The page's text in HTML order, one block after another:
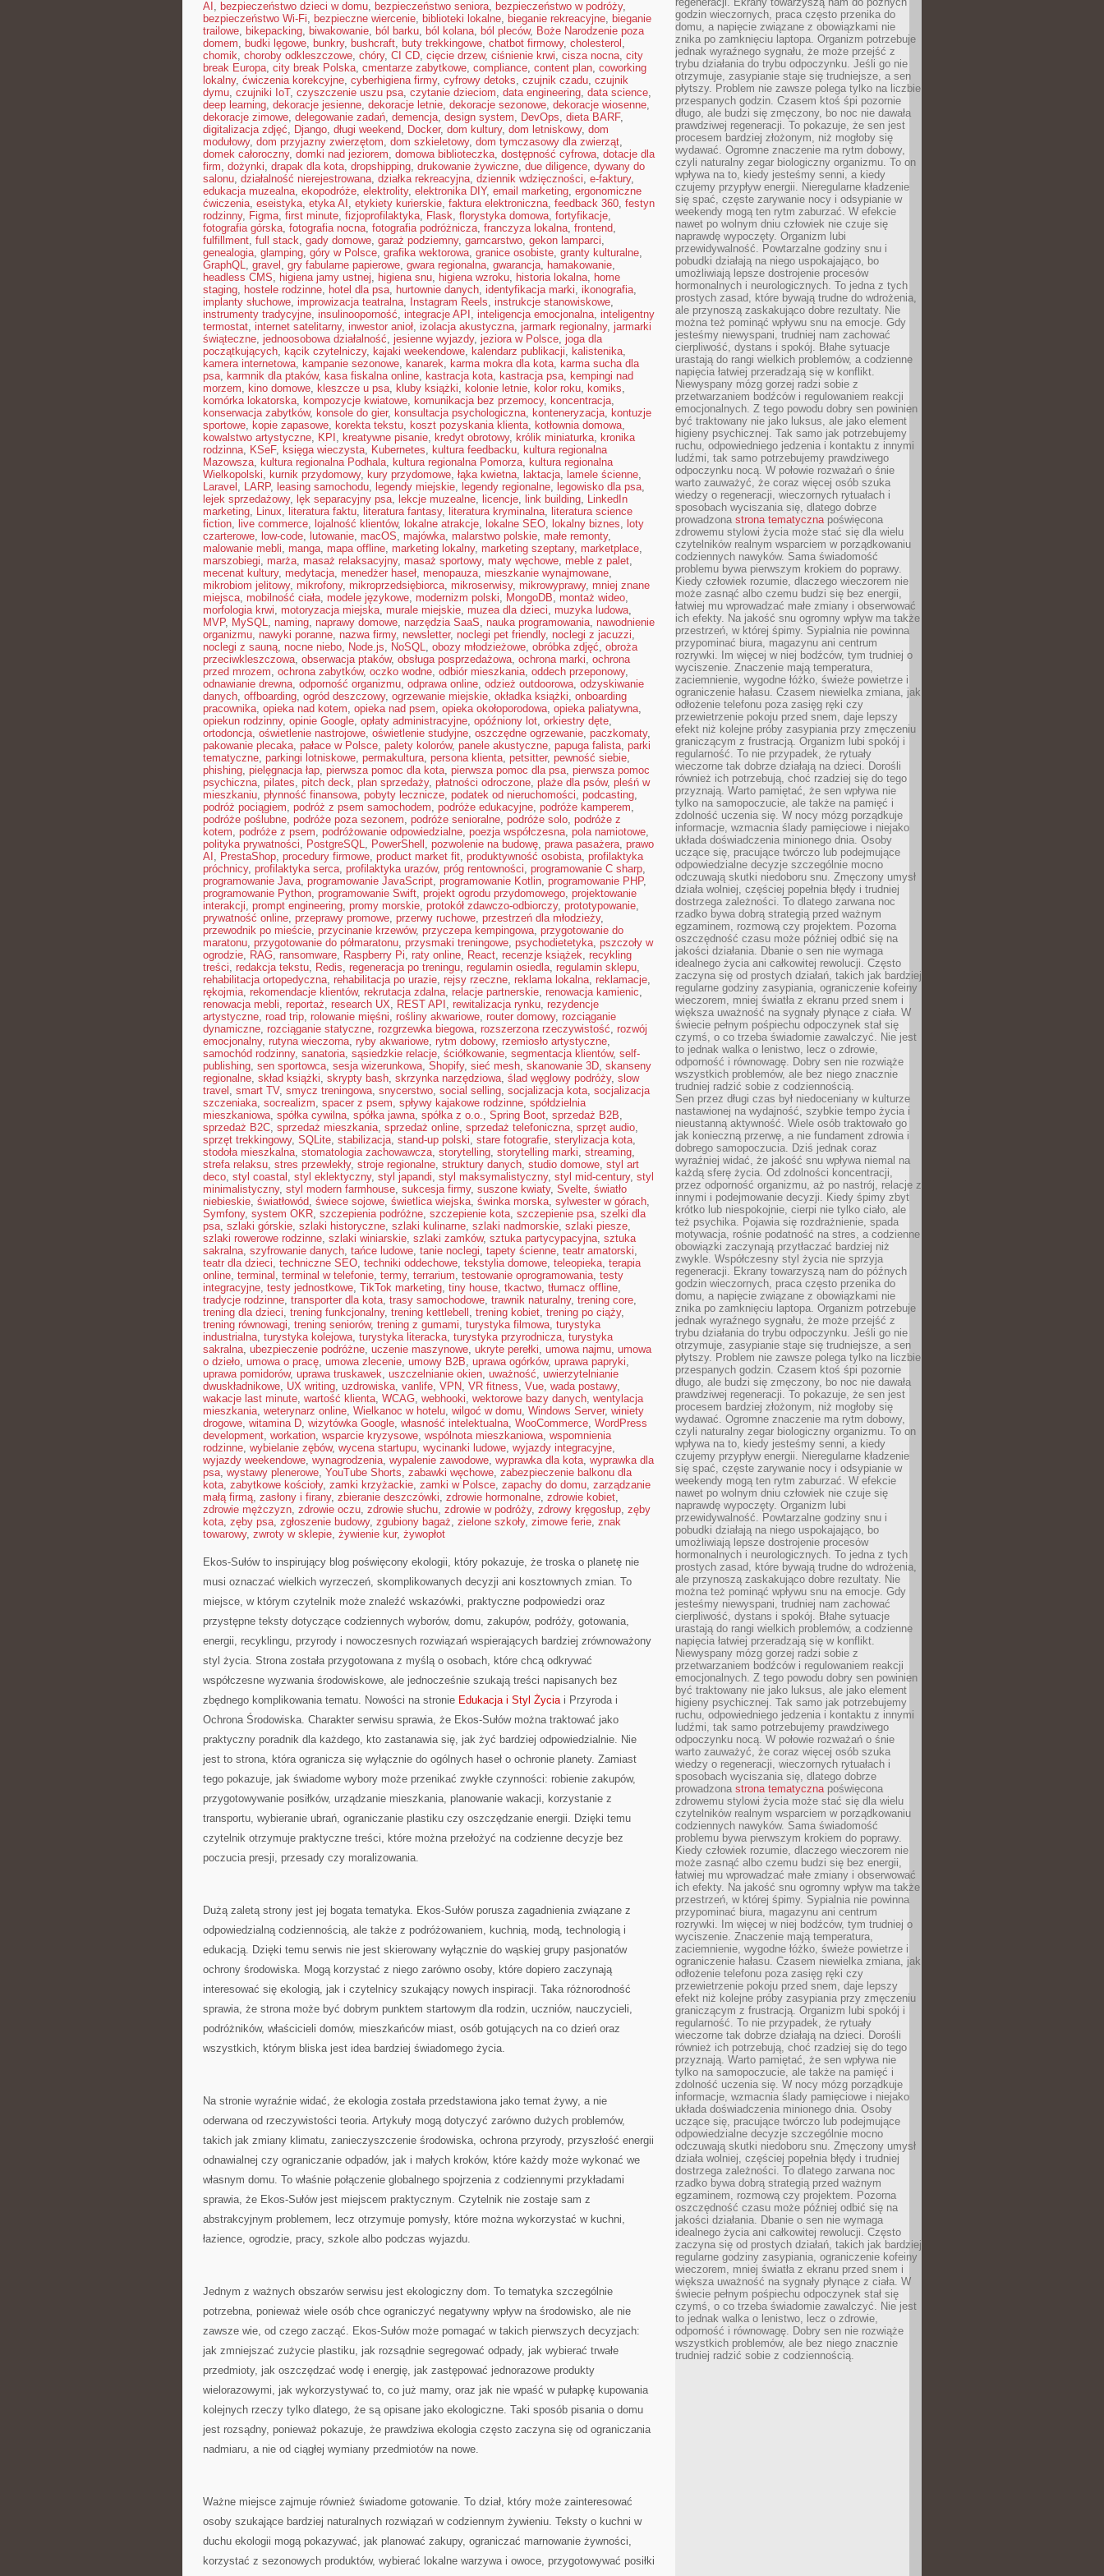
AI , bezpieczeństwo dzieci w domu, bezpieczeństwo seniora, bezpieczeństwo w podróży,
bezpieczeństwo Wi-Fi, bezpieczne wiercenie, biblioteki lokalne, bieganie rekreacyjne, bieganie
trailowe, bikepacking, biwakowanie, ból barku, ból kolana, ból pleców, Boże Narodzenie poza
domem, budki lęgowe, bunkry, bushcraft, buty trekkingowe, chatbot firmowy, cholesterol ,
chomik, choroby odkleszczowe, chóry, CI CD, cięcie drzew, ciśnienie krwi, cisza nocna, city
break Europa, city break Polska, cmentarze zabytkowe, compliance, content plan, coworking
lokalny, ćwiczenia korekcyjne, cyberhigiena firmy, cyfrowy detoks, czujnik czadu, czujnik
dymu, czujniki IoT, czyszczenie uszu psa, czytanie dzieciom, data engineering, data science,
deep learning, dekoracje jesienne, dekoracje letnie, dekoracje sezonowe, dekoracje wiosenne,
dekoracje zimowe, delegowanie zadań, demencja, design system, DevOps, dieta BARF,
digitalizacja zdjęć, Django, długi weekend, Docker, dom kultury, dom letniskowy, dom
modułowy, dom przyjazny zwierzętom, dom szkieletowy, dom tymczasowy dla zwierząt,
domek całoroczny, domki nad jeziorem, domowa biblioteczka, dostępność cyfrowa, dotacje dla
firm, dożynki, drapak dla kota, dropshipping, drukowanie żywiczne, due diligence, dywany do
salonu, działalność nierejestrowana, działka rekreacyjna, dziennik wdzięczności, e-faktury,
edukacja muzealna, ekopodróże, elektrolity, elektronika DIY, email marketing, ergonomiczne
ćwiczenia, eseistyka, etyka AI , etykiety kurierskie, faktura elektroniczna, feedback 360, festyn
rodzinny, Figma, first minute, fizjoprofilaktyka, Flask, florystyka domowa, fortyfikacje,
fotografia górska, fotografia nocna, fotografia podróżnicza, franczyza lokalna, frontend,
fulfillment, full stack, gady domowe, garaż podziemny, garncarstwo, gekon lamparci,
genealogia, glamping, góry w Polsce, grafika wektorowa, granice osobiste, granty kulturalne,
GraphQL, gravel , gry fabularne papierowe, gwara regionalna, gwarancja, hamakowanie,
headless CMS, higiena jamy ustnej, higiena snu, higiena wzroku, historia lokalna, home
staging, hostele rodzinne, hotel dla psa, hurtownie danych, identyfikacja marki, ikonografia,
implanty słuchowe, improwizacja teatralna, Instagram Reels, instrukcje stanowiskowe,
instrumenty tradycyjne, insulinooporność, integracje API , inteligencja emocjonalna, inteligentny
termostat, internet satelitarny, inwestor anioł, izolacja akustyczna, jarmark regionalny, jarmarki
świąteczne, jednoosobowa działalność, jesienne wyjazdy, jeziora w Polsce, joga dla
początkujących, kącik czytelniczy, kajaki weekendowe, kalendarz publikacji, kalistenika,
kamera internetowa, kampanie sezonowe, kanarek, karma mokra dla kota, karma sucha dla
psa, karmnik dla ptaków, kasa fiskalna online, kastracja kota, kastracja psa, kempingi nad
morzem, kino domowe, kleszcze u psa, kluby książki, kolonie letnie, kolor roku, komiks,
komórka lokatorska, kompozycje kwiatowe, komunikacja bez przemocy, koncentracja,
konserwacja zabytków, konsole do gier, konsultacja psychologiczna, konteneryzacja, kontuzje
sportowe, kopie zapasowe, korekta tekstu, koszt pozyskania klienta, kotłownia domowa,
kowalstwo artystyczne, KPI , kreatywne pisanie, kredyt obrotowy, królik miniaturka, kronika
rodzinna, KSeF, księga wieczysta, Kubernetes, kultura feedbacku, kultura regionalna
Mazowsza, kultura regionalna Podhala, kultura regionalna Pomorza, kultura regionalna
Wielkopolski, kurnik przydomowy, kury przydomowe, łąka kwietna, laktacja, lamele ścienne,
Laravel , LARP, leasing samochodu, legendy miejskie, legendy regionalne, legowisko dla psa,
lejek sprzedażowy, lęk separacyjny psa, lekcje muzealne, licencje, link building, LinkedIn
marketing, Linux, literatura faktu, literatura fantasy, literatura kryminalna, literatura science
fiction, live commerce, lojalność klientów, lokalne atrakcje, lokalne SEO, lokalny biznes, loty
czarterowe, low-code, lutowanie, macOS, majówka, malarstwo polskie, małe remonty,
malowanie mebli, manga, mapa offline, marketing lokalny, marketing szeptany, marketplace,
marszobiegi, marża, masaż relaksacyjny, masaż sportowy, maty węchowe, meble z palet,
mecenat kultury, medytacja, menedżer haseł, menopauza, mieszkanie wynajmowane,
mikrobiom jelitowy, mikrofony, mikroprzedsiębiorca, mikroserwisy, mikrowyprawy, mniej znane
miejsca, mobilność ciała, modele językowe, modernizm polski, MongoDB, montaż wideo,
morfologia krwi, motoryzacja miejska, murale miejskie, muzea dla dzieci, muzyka ludowa,
MVP, MySQL, naming, naprawy domowe, narzędzia SaaS, nauka programowania, nawodnienie
organizmu, nawyki poranne, nazwa firmy, newsletter, noclegi pet friendly, noclegi z jacuzzi,
noclegi z sauną, nocne niebo, Node.js, NoSQL, obozy młodzieżowe, obróbka zdjęć, obroża
przeciwkleszczowa, obserwacja ptaków, obsługa posprzedażowa, ochrona marki, ochrona
przed mrozem, ochrona zabytków, oczko wodne, odbiór mieszkania, oddech przeponowy,
odnawianie drewna, odporność organizmu, odprawa online, odzież outdoorowa, odzyskiwanie
danych, offboarding, ogród deszczowy, ogrzewanie miejskie, okładka książki, onboarding
pracownika, opieka nad kotem, opieka nad psem, opieka okołoporodowa, opieka paliatywna,
opiekun rodzinny, opinie Google, opłaty administracyjne, opóźniony lot, orkiestry dęte,
ortodoncja, oświetlenie nastrojowe, oświetlenie studyjne, oszczędne ogrzewanie, paczkomaty,
pakowanie plecaka, pałace w Polsce, palety kolorów, panele akustyczne, papuga falista, parki
tematyczne, parkingi lotniskowe, permakultura, persona klienta, petsitter, pewność siebie,
phishing, pielęgnacja łap, pierwsza pomoc dla kota, pierwsza pomoc dla psa, pierwsza pomoc
psychiczna, pilates, pitch deck, plan sprzedaży, płatności odroczone, plaże dla psów, pleśń w
mieszkaniu, płynność finansowa, pobyty lecznicze, podatek od nieruchomości, podcasting,
podróż pociągiem, podróż z psem samochodem, podróże edukacyjne, podróże kamperem,
podróże poślubne, podróże poza sezonem, podróże senioralne, podróże solo, podróże z
kotem, podróże z psem, podróżowanie odpowiedzialne, poezja współczesna, pola namiotowe,
polityka prywatności, PostgreSQL, PowerShell , pozwolenie na budowę, prawa pasażera, prawo
AI , PrestaShop, procedury firmowe, product market fit, produktywność osobista, profilaktyka
próchnicy, profilaktyka serca, profilaktyka urazów, próg rentowności, programowanie C sharp,
programowanie Java, programowanie JavaScript, programowanie Kotlin, programowanie PHP,
programowanie Python, programowanie Swift, projekt ogrodu przydomowego, projektowanie
interakcji, prompt engineering, promy morskie, protokół zdawczo-odbiorczy, prototypowanie,
prywatność online, przeprawy promowe, przerwy ruchowe, przestrzeń dla młodzieży,
przewodnik po mieście, przycinanie krzewów, przyczepa kempingowa, przygotowanie do
maratonu, przygotowanie do półmaratonu, przysmaki treningowe, psychodietetyka, pszczoły w
ogrodzie, RAG, ransomware, Raspberry Pi, raty online, React, recenzje książek, recykling
treści, redakcja tekstu, Redis, regeneracja po treningu, regulamin osiedla, regulamin sklepu,
rehabilitacja ortopedyczna, rehabilitacja po urazie, rejsy rzeczne, reklama lokalna, reklamacje,
rękojmia, rekomendacje klientów, rekrutacja zdalna, relacje partnerskie, renowacja kamienic,
renowacja mebli, reportaż, research UX, REST API , rewitalizacja rynku, rezydencje
artystyczne, road trip, rolowanie mięśni, rośliny akwariowe, router domowy, rozciąganie
dynamiczne, rozciąganie statyczne, rozgrzewka biegowa, rozszerzona rzeczywistość, rozwój
emocjonalny, rutyna wieczorna, ryby akwariowe, rytm dobowy, rzemiosło artystyczne,
samochód rodzinny, sanatoria, sąsiedzkie relacje, ściółkowanie, segmentacja klientów, self-
publishing, sen sportowca, sesja wizerunkowa, Shopify, sieć mesh, skanowanie 3D, skanseny
regionalne, skład książki, skrypty bash, skrzynka narzędziowa, ślad węglowy podróży, slow
travel , smart TV, smycz treningowa, snycerstwo, social selling, socjalizacja kota, socjalizacja
szczeniaka, socrealizm, spacer z psem, spływy kajakowe rodzinne, spółdzielnia
mieszkaniowa, spółka cywilna, spółka jawna, spółka z o.o., Spring Boot, sprzedaż B2B,
sprzedaż B2C, sprzedaż mieszkania, sprzedaż online, sprzedaż telefoniczna, sprzęt audio,
sprzęt trekkingowy, SQLite, stabilizacja, stand-up polski, stare fotografie, sterylizacja kota,
stodoła mieszkalna, stomatologia zachowawcza, storytelling, storytelling marki, streaming,
strefa relaksu, stres przewlekły, stroje regionalne, struktury danych, studio domowe, styl art
deco, styl coastal , styl eklektyczny, styl japandi, styl maksymalistyczny, styl mid-century, styl
minimalistyczny, styl modern farmhouse, sukcesja firmy, suszone kwiaty, Svelte, światło
niebieskie, światłowód, świece sojowe, świetlica wiejska, świnka morska, sylwester w górach,
Symfony, system OKR, szczepienia podróżne, szczepienie kota, szczepienie psa, szelki dla
psa, szlaki górskie, szlaki historyczne, szlaki kulinarne, szlaki nadmorskie, szlaki piesze,
szlaki rowerowe rodzinne, szlaki winiarskie, szlaki zamków, sztuka partycypacyjna, sztuka
sakralna, szyfrowanie danych, tańce ludowe, tanie noclegi, tapety ścienne, teatr amatorski,
teatr dla dzieci, techniczne SEO, techniki oddechowe, tekstylia domowe, teleopieka, terapia
online, terminal , terminal w telefonie, termy, terrarium, testowanie oprogramowania, testy
integracyjne, testy jednostkowe, TikTok marketing, tiny house, tkactwo, tłumacz offline,
tradycje rodzinne, transporter dla kota, trasy samochodowe, trawnik naturalny, trening core,
trening dla dzieci, trening funkcjonalny, trening kettlebell , trening kobiet, trening po ciąży,
trening równowagi, trening seniorów, trening z gumami, turystyka filmowa, turystyka
industrialna, turystyka kolejowa, turystyka literacka, turystyka przyrodnicza, turystyka
sakralna, ubezpieczenie podróżne, uczenie maszynowe, ukryte perełki, umowa najmu, umowa
o dzieło, umowa o pracę, umowa zlecenie, umowy B2B, uprawa ogórków, uprawa papryki,
uprawa pomidorów, uprawa truskawek, uszczelnianie okien, uważność, uwierzytelnianie
dwuskładnikowe, UX writing, uzdrowiska, vanlife, VPN, VR fitness, Vue, wada postawy,
wakacje last minute, wartość klienta, WCAG, webhooki, wektorowe bazy danych, wentylacja
mieszkania, weterynarz online, Wielkanoc w hotelu, wilgoć w domu, Windows Server, winiety
drogowe, witamina D, wizytówka Google, własność intelektualna, WooCommerce, WordPress
development, workation, wsparcie kryzysowe, wspólnota mieszkaniowa, wspomnienia
rodzinne, wybielanie zębów, wycena startupu, wycinanki ludowe, wyjazdy integracyjne,
wyjazdy weekendowe, wynagrodzenia, wypalenie zawodowe, wyprawka dla kota, wyprawka dla
psa, wystawy plenerowe, YouTube Shorts, zabawki węchowe, zabezpieczenie balkonu dla
kota, zabytkowe kościoły, zamki krzyżackie, zamki w Polsce, zapachy do domu, zarządzanie
małą firmą, zasłony i firany, zbieranie deszczówki, zdrowie hormonalne, zdrowie kobiet,
zdrowie mężczyzn, zdrowie oczu, zdrowie słuchu, zdrowie w podróży, zdrowy kręgosłup, zęby
kota, zęby psa, zgłoszenie budowy, zgubiony bagaż, zielone szkoły, zimowe ferie, znak
towarowy, zwroty w sklepie, żywienie kur, żywopłot
Ekos-Sułów to inspirujący blog poświęcony ekologii, który pokazuje, że troska o planetę nie
musi oznaczać wielkich wyrzeczeń, skomplikowanych decyzji ani kosztownych zmian. To
miejsce, w którym czytelnik może znaleźć wskazówki, praktyczne podpowiedzi oraz
przystępne teksty dotyczące codziennych wyborów, domu, zakupów, podróży, gotowania,
energii, recyklingu, przyrody i nowoczesnych rozwiązań wspierających bardziej zrównoważony
styl życia. Strona została przygotowana z myślą o osobach, które chcą odkrywać
współczesne wyzwania środowiskowe, ale jednocześnie szukają treści napisanych bez
zbędnego komplikowania tematu. Nowości na stronie Edukacja i Styl Życiai Przyroda i
Ochrona Środowiska. Charakter serwisu sprawia, że Ekos-Sułów można traktować jako
praktyczny poradnik dla każdego, kto zastanawia się, jak żyć bardziej odpowiedzialnie. Nie
jest to strona, która ogranicza się wyłącznie do ogólnych haseł o ochronie planety. Zamiast
tego pokazuje, jak świadome wybory może przenikać zwykłe czynności: robienie zakupów,
przygotowywanie posiłków, urządzanie mieszkania, planowanie wakacji, korzystanie z
transportu, wybieranie ubrań, ograniczanie plastiku czy oszczędzanie energii. Dzięki temu
czytelnik otrzymuje praktyczne treści, które można przełożyć na codzienne decyzje bez
poczucia presji, przesady czy moralizowania.
Dużą zaletą strony jest jej bogata tematyka. Ekos-Sułów porusza zagadnienia związane z
odpowiedzialną codziennością, ale także z podróżowaniem, kuchnią, modą, technologią i
edukacją. Dzięki temu serwis nie jest skierowany wyłącznie do wąskiej grupy pasjonatów
ochrony środowiska. Mogą korzystać z niego zarówno osoby, które dopiero zaczynają
interesować się ekologią, jak i czytelnicy szukający nowych inspiracji. Taka różnorodność
sprawia, że strona może być dobrym punktem startowym dla rodzin, uczniów, nauczycieli,
podróżników, właścicieli domów, mieszkańców miast, osób gotujących na co dzień oraz
wszystkich, którym bliska jest idea bardziej świadomego życia.
Na stronie wyraźnie widać, że ekologia została przedstawiona jako temat żywy, a nie
oderwana od rzeczywistości teoria. Artykuły mogą dotyczyć zarówno dużych problemów,
takich jak zmiany klimatu, zanieczyszczenie środowiska, ochrona przyrody, przyszłość energii
odnawialnej czy ograniczanie odpadów, jak i małych kroków, które każdy może wykonać we
własnym domu. To właśnie połączenie globalnego spojrzenia z codziennymi przykładami
sprawia, że Ekos-Sułów jest miejscem praktycznym. Czytelnik nie zostaje sam z
abstrakcyjnym problemem, lecz otrzymuje pomysły, które można wykorzystać w kuchni,
łazience, ogrodzie, pracy, szkole albo podczas wyjazdu.
Jednym z ważnych obszarów serwisu jest ekologiczny dom. To tematyka szczególnie
potrzebna, ponieważ wiele osób chce ograniczyć negatywny wpływ na środowisko, ale nie
zawsze wie, od czego zacząć. Ekos-Sułów może pomagać w takich pierwszych decyzjach:
jak zmniejszać zużycie plastiku, jak rozsądnie segregować odpady, jak wybierać trwałe
przedmioty, jak oszczędzać wodę i energię, jak zastępować jednorazowe produkty
wielorazowymi, jak wykorzystywać to, co już mamy, oraz jak nie wpaść w pułapkę kupowania
kolejnych rzeczy tylko dlatego, że są opisane jako ekologiczne. Taki sposób pisania o domu
jest rozsądny, ponieważ pokazuje, że prawdziwa ekologia często zaczyna się od ograniczania
nadmiaru, a nie od ciągłej wymiany przedmiotów na nowe.
Ważne miejsce zajmuje również świadome gotowanie. To dział, który może zainteresować
osoby szukające bardziej naturalnych rozwiązań w codziennym żywieniu. Teksty o kuchni w
duchu ekologii mogą pokazywać, jak planować zakupy, ograniczać marnowanie żywności,
korzystać z sezonowych produktów, wybierać lokalne warzywa i owoce, przygotowywać posiłki
godzin wieczornych, praca często przenika do
domu, a napięcie związane z obowiązkami nie
znika po zamknięciu laptopa. Organizm potrzebuje
jednak wyraźnego sygnału, że może przejść z
trybu działania do trybu odpoczynku. Jeśli go nie
otrzymuje, zasypianie staje się trudniejsze, a sen
płytszy. Problem nie zawsze polega tylko na liczbie
przespanych godzin. Czasem ktoś śpi pozornie
długo, ale budzi się zmęczony, bo noc nie dawała
prawdziwej regeneracji. To pokazuje, że sen jest
procesem bardziej złożonym, niż mogłoby się
wydawać. Ogromne znaczenie ma rytm dobowy,
czyli naturalny zegar biologiczny organizmu. To on
wpływa na to, kiedy jesteśmy senni, a kiedy
czujemy przypływ energii. Nieregularne kładzenie
się spać, częste zarywanie nocy i odsypianie w
weekendy mogą ten rytm zaburzać. W efekcie
nawet po wolnym dniu człowiek nie czuje się
naprawdę wypoczęty. Organizm lubi
przewidywalność. Powtarzalne godziny snu i
pobudki działają na niego uspokajająco, bo
umożliwiają lepsze dostrojenie procesów
hormonalnych i neurologicznych. To jedna z tych
prostych zasad, które bywają trudne do wdrożenia,
ale przynoszą zaskakująco dobre rezultaty. Nie
można też pominąć wpływu snu na emocje. Gdy
jesteśmy niewyspani, trudniej nam zachować
cierpliwość, dystans i spokój. Błahe sytuacje
urastają do rangi wielkich problemów, a codzienne
napięcia łatwiej przeradzają się w konflikt.
Niewyspany mózg gorzej radzi sobie z
przetwarzaniem bodźców i regulowaniem reakcji
emocjonalnych. Z tego powodu dobry sen powinien
być traktowany nie jako luksus, ale jako element
higieny psychicznej. Tak samo jak potrzebujemy
ruchu, odpowiedniego jedzenia i kontaktu z innymi
ludźmi, tak samo potrzebujemy prawdziwego
odpoczynku nocą. W połowie rozważań o śnie
warto zauważyć, że coraz więcej osób szuka
wiedzy o regeneracji, wieczornych rytuałach i
sposobach wyciszania się, dlatego dobrze
prowadzona strona tematycznapoświęcona
zdrowemu stylowi życia może stać się dla wielu
czytelników realnym wsparciem w porządkowaniu
codziennych nawyków. Sama świadomość
problemu bywa pierwszym krokiem do poprawy.
Kiedy człowiek rozumie, dlaczego wieczorem nie
może zasnąć albo czemu budzi się bez energii,
łatwiej mu wprowadzać małe zmiany i obserwować
ich efekty. Na jakość snu ogromny wpływ ma także
przestrzeń, w której śpimy. Sypialnia nie powinna
przypominać biura, magazynu ani centrum
rozrywki. Im więcej w niej bodźców, tym trudniej o
wyciszenie. Znaczenie mają temperatura,
zaciemnienie, wygodne łóżko, świeże powietrze i
ograniczenie hałasu. Czasem niewielka zmiana, jak
odłożenie telefonu poza zasięg ręki czy
przewietrzenie pokoju przed snem, daje lepszy
efekt niż kolejne próby zasypiania przy zmęczeniu
graniczącym z frustracją. Organizm lubi spokój i
regularność. To nie przypadek, że rytuały
wieczorne tak dobrze działają na dzieci. Dorośli
również ich potrzebują, choć rzadziej się do tego
przyznają. Warto pamiętać, że sen wpływa nie
tylko na samopoczucie, ale także na pamięć i
zdolność uczenia się. W nocy mózg porządkuje
informacje, wzmacnia ślady pamięciowe i niejako
układa doświadczenia minionego dnia. Osoby
uczące się, pracujące twórczo lub podejmujące
odpowiedzialne decyzje szczególnie mocno
odczuwają skutki niedoboru snu. Zmęczony umysł
działa wolniej, częściej popełnia błędy i trudniej
dostrzega zależności. To dlatego zarwana noc
rzadko bywa dobrą strategią przed ważnym
egzaminem, rozmową czy projektem. Pozorna
oszczędność czasu może później odbić się na
jakości działania. Dbanie o sen nie wymaga
idealnego życia ani całkowitej rewolucji. Często
zaczyna się od prostych działań, takich jak bardziej
regularne godziny zasypiania, ograniczenie kofeiny
wieczorem, mniej światła z ekranu przed snem i
większa uważność na sygnały płynące z ciała. W
świecie pełnym pośpiechu odpoczynek stał się
czymś, o co trzeba świadomie zawalczyć. Nie jest
to jednak walka o lenistwo, lecz o zdrowie,
odporność i równowagę. Dobry sen nie rozwiąże
wszystkich problemów, ale bez niego znacznie
trudniej radzić sobie z codziennością.
Sen przez długi czas był niedoceniany w kulturze
nastawionej na wydajność, szybkie tempo życia i
nieustanną aktywność. Wiele osób traktowało go
jak konieczną przerwę, a nie fundament zdrowia i
dobrego samopoczucia. Dziś jednak coraz
wyraźniej widać, że jakość snu wpływa niemal na
każdą sferę życia. Od zdolności koncentracji,
przez odporność organizmu, aż po nastrój, relacje z
innymi i podejmowanie decyzji. Kiedy śpimy zbyt
krótko lub niespokojnie, cierpi nie tylko ciało, ale
też psychika. Pojawia się rozdrażnienie, spada
motywacja, rośnie podatność na stres, a codzienne
obowiązki zaczynają przytłaczać bardziej niż
zwykle. Współczesny styl życia nie sprzyja
regeneracji. Ekrany towarzyszą nam do późnych
godzin wieczornych, praca często przenika do
domu, a napięcie związane z obowiązkami nie
znika po zamknięciu laptopa. Organizm potrzebuje
jednak wyraźnego sygnału, że może przejść z
trybu działania do trybu odpoczynku. Jeśli go nie
otrzymuje, zasypianie staje się trudniejsze, a sen
płytszy. Problem nie zawsze polega tylko na liczbie
przespanych godzin. Czasem ktoś śpi pozornie
długo, ale budzi się zmęczony, bo noc nie dawała
prawdziwej regeneracji. To pokazuje, że sen jest
procesem bardziej złożonym, niż mogłoby się
wydawać. Ogromne znaczenie ma rytm dobowy,
czyli naturalny zegar biologiczny organizmu. To on
wpływa na to, kiedy jesteśmy senni, a kiedy
czujemy przypływ energii. Nieregularne kładzenie
się spać, częste zarywanie nocy i odsypianie w
weekendy mogą ten rytm zaburzać. W efekcie
nawet po wolnym dniu człowiek nie czuje się
naprawdę wypoczęty. Organizm lubi
przewidywalność. Powtarzalne godziny snu i
pobudki działają na niego uspokajająco, bo
umożliwiają lepsze dostrojenie procesów
hormonalnych i neurologicznych. To jedna z tych
prostych zasad, które bywają trudne do wdrożenia,
ale przynoszą zaskakująco dobre rezultaty. Nie
można też pominąć wpływu snu na emocje. Gdy
jesteśmy niewyspani, trudniej nam zachować
cierpliwość, dystans i spokój. Błahe sytuacje
urastają do rangi wielkich problemów, a codzienne
napięcia łatwiej przeradzają się w konflikt.
Niewyspany mózg gorzej radzi sobie z
przetwarzaniem bodźców i regulowaniem reakcji
emocjonalnych. Z tego powodu dobry sen powinien
być traktowany nie jako luksus, ale jako element
higieny psychicznej. Tak samo jak potrzebujemy
ruchu, odpowiedniego jedzenia i kontaktu z innymi
ludźmi, tak samo potrzebujemy prawdziwego
odpoczynku nocą. W połowie rozważań o śnie
warto zauważyć, że coraz więcej osób szuka
wiedzy o regeneracji, wieczornych rytuałach i
sposobach wyciszania się, dlatego dobrze
prowadzona strona tematycznapoświęcona
zdrowemu stylowi życia może stać się dla wielu
czytelników realnym wsparciem w porządkowaniu
codziennych nawyków. Sama świadomość
problemu bywa pierwszym krokiem do poprawy.
Kiedy człowiek rozumie, dlaczego wieczorem nie
może zasnąć albo czemu budzi się bez energii,
łatwiej mu wprowadzać małe zmiany i obserwować
ich efekty. Na jakość snu ogromny wpływ ma także
przestrzeń, w której śpimy. Sypialnia nie powinna
przypominać biura, magazynu ani centrum
rozrywki. Im więcej w niej bodźców, tym trudniej o
wyciszenie. Znaczenie mają temperatura,
zaciemnienie, wygodne łóżko, świeże powietrze i
ograniczenie hałasu. Czasem niewielka zmiana, jak
odłożenie telefonu poza zasięg ręki czy
przewietrzenie pokoju przed snem, daje lepszy
efekt niż kolejne próby zasypiania przy zmęczeniu
graniczącym z frustracją. Organizm lubi spokój i
regularność. To nie przypadek, że rytuały
wieczorne tak dobrze działają na dzieci. Dorośli
również ich potrzebują, choć rzadziej się do tego
przyznają. Warto pamiętać, że sen wpływa nie
tylko na samopoczucie, ale także na pamięć i
zdolność uczenia się. W nocy mózg porządkuje
informacje, wzmacnia ślady pamięciowe i niejako
układa doświadczenia minionego dnia. Osoby
uczące się, pracujące twórczo lub podejmujące
odpowiedzialne decyzje szczególnie mocno
odczuwają skutki niedoboru snu. Zmęczony umysł
działa wolniej, częściej popełnia błędy i trudniej
dostrzega zależności. To dlatego zarwana noc
rzadko bywa dobrą strategią przed ważnym
egzaminem, rozmową czy projektem. Pozorna
oszczędność czasu może później odbić się na
jakości działania. Dbanie o sen nie wymaga
idealnego życia ani całkowitej rewolucji. Często
zaczyna się od prostych działań, takich jak bardziej
regularne godziny zasypiania, ograniczenie kofeiny
wieczorem, mniej światła z ekranu przed snem i
większa uważność na sygnały płynące z ciała. W
świecie pełnym pośpiechu odpoczynek stał się
czymś, o co trzeba świadomie zawalczyć. Nie jest
to jednak walka o lenistwo, lecz o zdrowie,
odporność i równowagę. Dobry sen nie rozwiąże
wszystkich problemów, ale bez niego znacznie
trudniej radzić sobie z codziennością.